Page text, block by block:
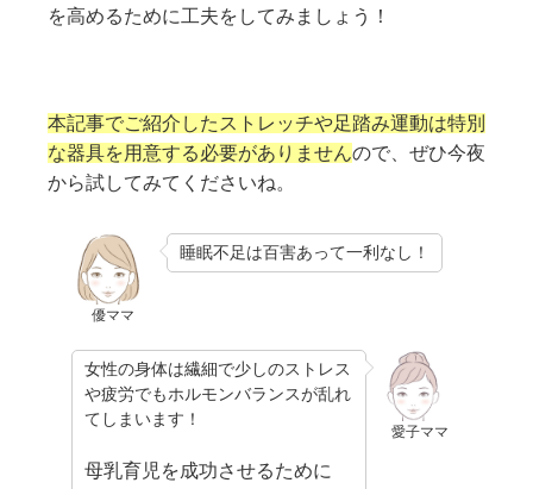
を高めるために工夫をしてみましょう！
本記事でご紹介したストレッチや足踏み運動は特別
な器具を用意する必要がありませんので、ぜひ今夜
から試してみてくださいね。
優ママ
睡眠不足は百害あって一利なし！
愛子ママ
女性の身体は繊細で少しのストレス
や疲労でもホルモンバランスが乱れ
てしまいます！
母乳育児を成功させるために